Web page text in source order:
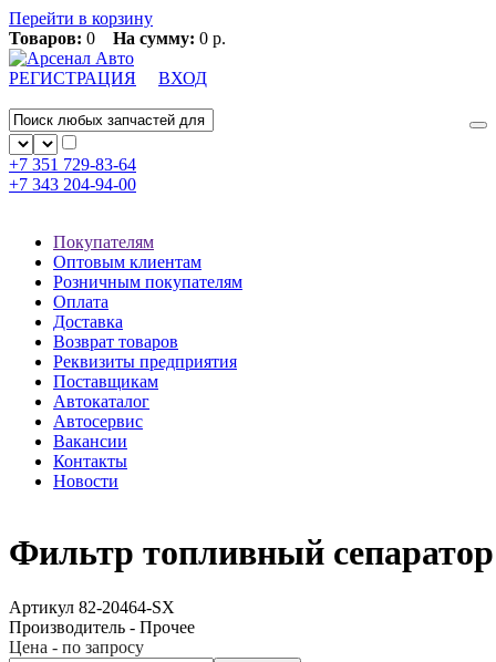
Перейти в корзину
Товаров: 0 На сумму: 0 р.
РЕГИСТРАЦИЯ ВХОД
+7 351 729-83-64
+7 343 204-94-00
Покупателям
Оптовым клиентам
Розничным покупателям
Оплата
Доставка
Возврат товаров
Реквизиты предприятия
Поставщикам
Автокаталог
Автосервис
Вакансии
Контакты
Новости
Фильтр топливный
Артикул 82-20464-SX
Производитель - Прочее
Цена - по запросу